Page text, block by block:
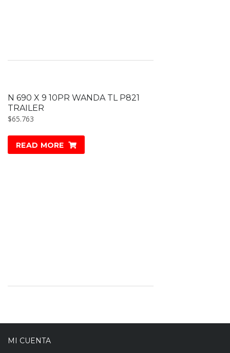
N 690 X 9 10PR WANDA TL P821
TRAILER
$65.763
READ MORE
MI CUENTA